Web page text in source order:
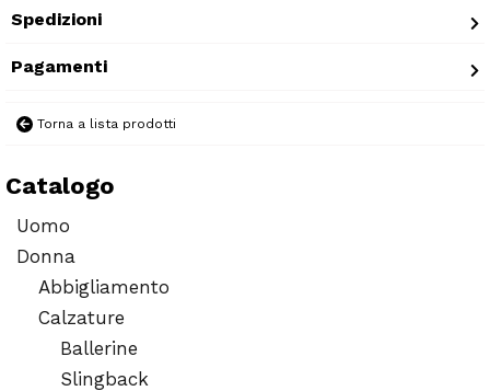
Spedizioni
Pagamenti
Torna a lista prodotti
Catalogo
Uomo
Donna
Abbigliamento
Calzature
Ballerine
Slingback